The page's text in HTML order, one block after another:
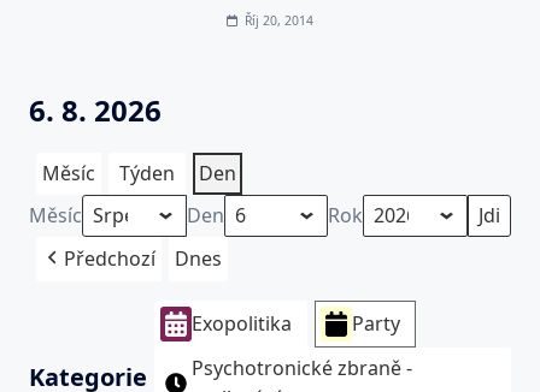
Říj 20, 2014
6. 8. 2026
Měsíc Týden
Den
Měsíc
Den
Rok
Předchozí
Dnes
Kategorie
Exopolitika
Party
Psychotronické zbraně -